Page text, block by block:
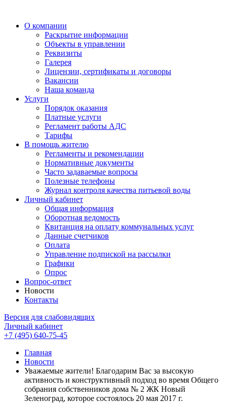
О компании
Раскрытие информации
Объекты в управлении
Реквизиты
Галерея
Лицензии, сертификаты и договоры
Вакансии
Наша команда
Услуги
Порядок оказания
Платные услуги
Регламент работы АДС
Тарифы
В помощь жителю
Регламенты и рекомендации
Нормативные документы
Часто задаваемые вопросы
Полезные телефоны
Журнал контроля качества питьевой воды
Личный кабинет
Общая информация
Оборотная ведомость
Квитанция на оплату коммунальных услуг
Данные счетчиков
Оплата
Управление подпиской на рассылки
Графики
Опрос
Вопрос-ответ
Новости
Контакты
Версия для слабовидящих
Личный кабинет
+7 (495) 640-75-45
Главная
Новости
Уважаемые жители! Благодарим Вас за высокую
активность и конструктивный подход во время Общего
собрания собственников дома № 2 ЖК Новый
Зеленоград, которое состоялось 20 мая 2017 г.